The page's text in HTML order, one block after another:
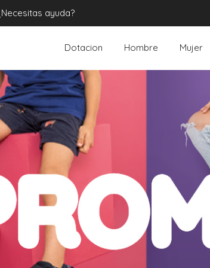
ayuda?
Dotacion Hombre Mujer